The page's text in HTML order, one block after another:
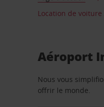
Location de
Aéroport
Nous vous
offrir le monde.